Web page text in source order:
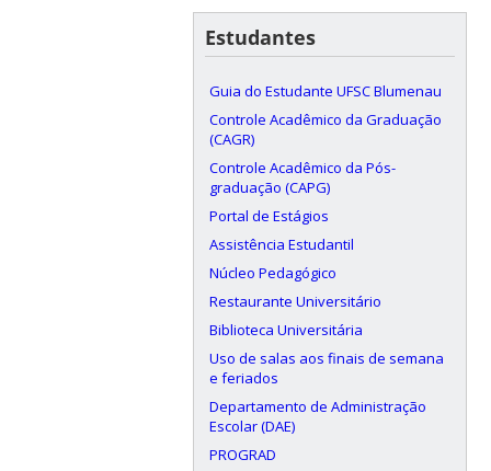
Estudantes
Guia do Estudante UFSC Blumenau
Controle Acadêmico da Graduação
(CAGR)
Controle Acadêmico da Pós-
graduação (CAPG)
Portal de Estágios
Assistência Estudantil
Núcleo Pedagógico
Restaurante Universitário
Biblioteca Universitária
Uso de salas aos finais de semana
e feriados
Departamento de Administração
Escolar (DAE)
PROGRAD